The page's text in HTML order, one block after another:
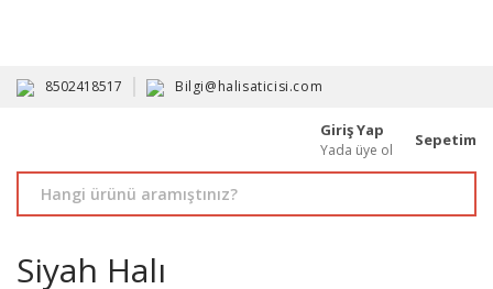
8502418517 Bilgi@halisaticisi.com
Giriş Yap
Yada üye ol
Sepetim
Siyah Halı